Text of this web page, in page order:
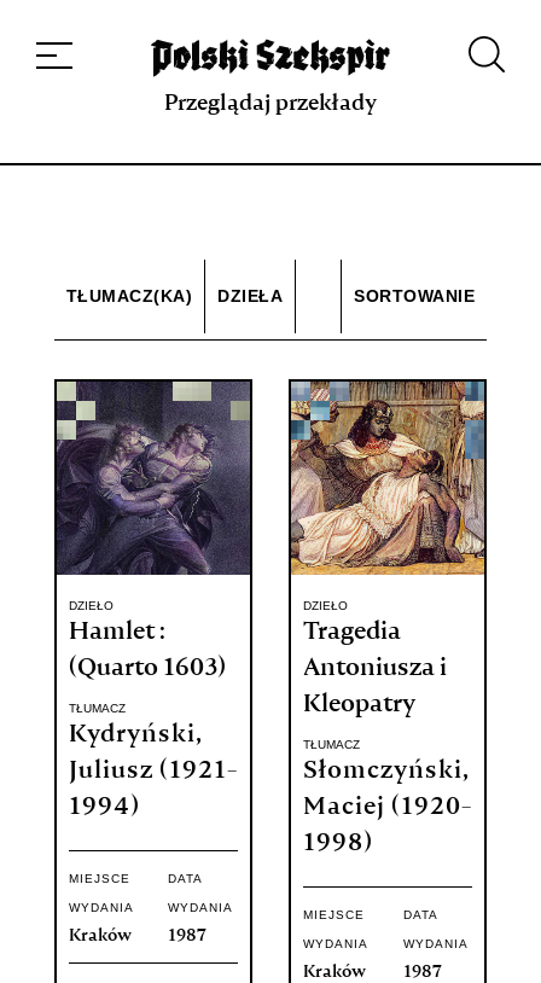
projekcie
Kontakt Indeks strony Aplikacja
Repozytorium XIX w.
Przeglądaj przekłady
TŁUMACZ(KA) DZIEŁA SORTOWANIE
DZIEŁO
Hamlet :
(Quarto 1603)
TŁUMACZ
Kydryński,
Juliusz (1921-
1994)
MIEJSCE
WYDANIA
Kraków
DATA
WYDANIA
1987
DZIEŁO
Tragedia
Antoniusza i
Kleopatry
TŁUMACZ
Słomczyński,
Maciej (1920-
1998)
MIEJSCE
WYDANIA
Kraków
DATA
WYDANIA
1987